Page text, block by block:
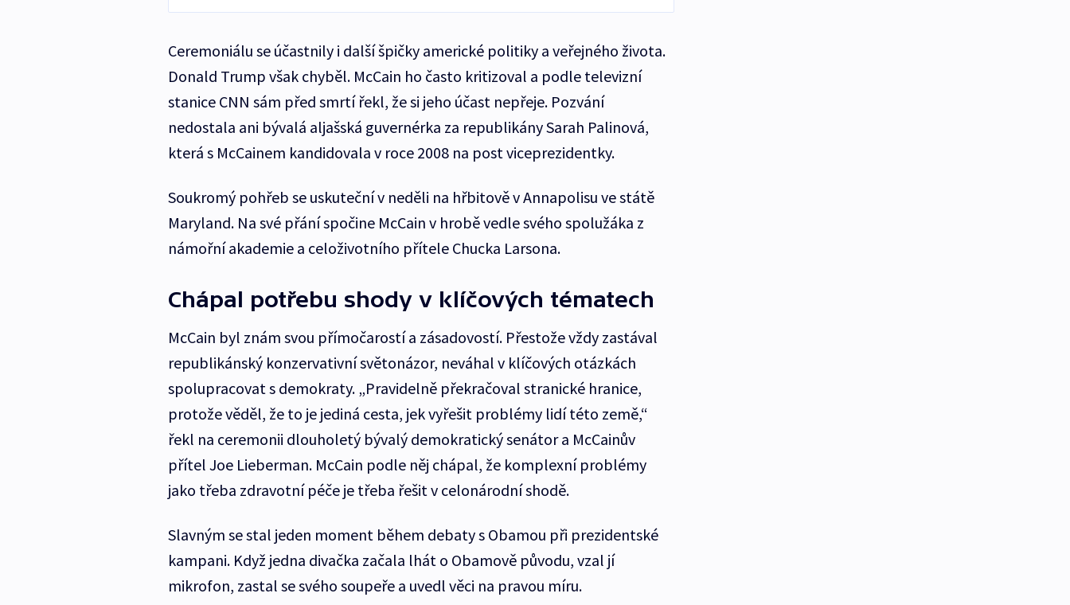
Ceremoniálu se účastnily i další špičky americké politiky a veřejného života.
Donald Trump však chyběl. McCain ho často kritizoval a podle televizní
stanice CNN sám před smrtí řekl, že si jeho účast nepřeje. Pozvání
nedostala ani bývalá aljašská guvernérka za republikány Sarah Palinová,
která s McCainem kandidovala v roce 2008 na post viceprezidentky.
Soukromý pohřeb se uskuteční v neděli na hřbitově v Annapolisu ve státě
Maryland. Na své přání spočine McCain v hrobě vedle svého spolužáka z
námořní akademie a celoživotního přítele Chucka Larsona.
Chápal potřebu shody v klíčových tématech
McCain byl znám svou přímočarostí a zásadovostí. Přestože vždy zastával
republikánský konzervativní světonázor, neváhal v klíčových otázkách
spolupracovat s demokraty. „Pravidelně překračoval stranické hranice,
protože věděl, že to je jediná cesta, jek vyřešit problémy lidí této země,“
řekl na ceremonii dlouholetý bývalý demokratický senátor a McCainův
přítel Joe Lieberman. McCain podle něj chápal, že komplexní problémy
jako třeba zdravotní péče je třeba řešit v celonárodní shodě.
Slavným se stal jeden moment během debaty s Obamou při prezidentské
kampani. Když jedna divačka začala lhát o Obamově původu, vzal jí
mikrofon, zastal se svého soupeře a uvedl věci na pravou míru.